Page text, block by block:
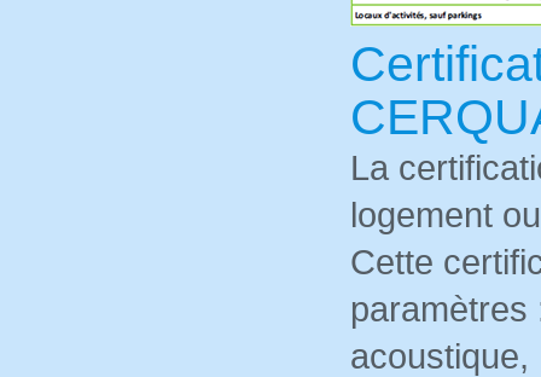
La
logement
Cette
paramètres